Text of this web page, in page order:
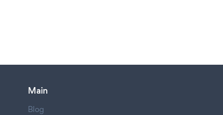
Main
Blog